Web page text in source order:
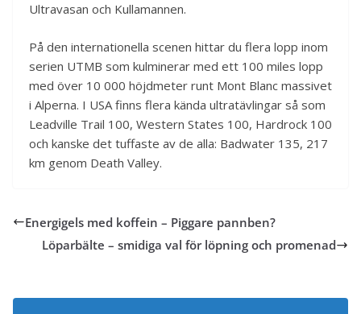
Ultravasan och Kullamannen.
På den internationella scenen hittar du flera lopp inom
serien UTMB som kulminerar med ett 100 miles lopp
med över 10 000 höjdmeter runt Mont Blanc massivet
i Alperna. I USA finns flera kända ultratävlingar så som
Leadville Trail 100, Western States 100, Hardrock 100
och kanske det tuffaste av de alla: Badwater 135, 217
km genom Death Valley.
Energigels med koffein – Piggare pannben?
Löparbälte – smidiga val för löpning och promenad